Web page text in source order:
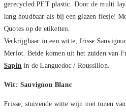
gerecycled PET plastic. Door de multi
lang houdbaar als bij een glazen flesje!
Quotes op de etiketten.
Verkrijgbaar in een witte, frisse
Merlot. Beide komen uit het zuiden van
Sapin in de Languedoc / Roussillon.
Wit: Sauvignon Blanc
Frisse, stuivende witte wijn met tonen